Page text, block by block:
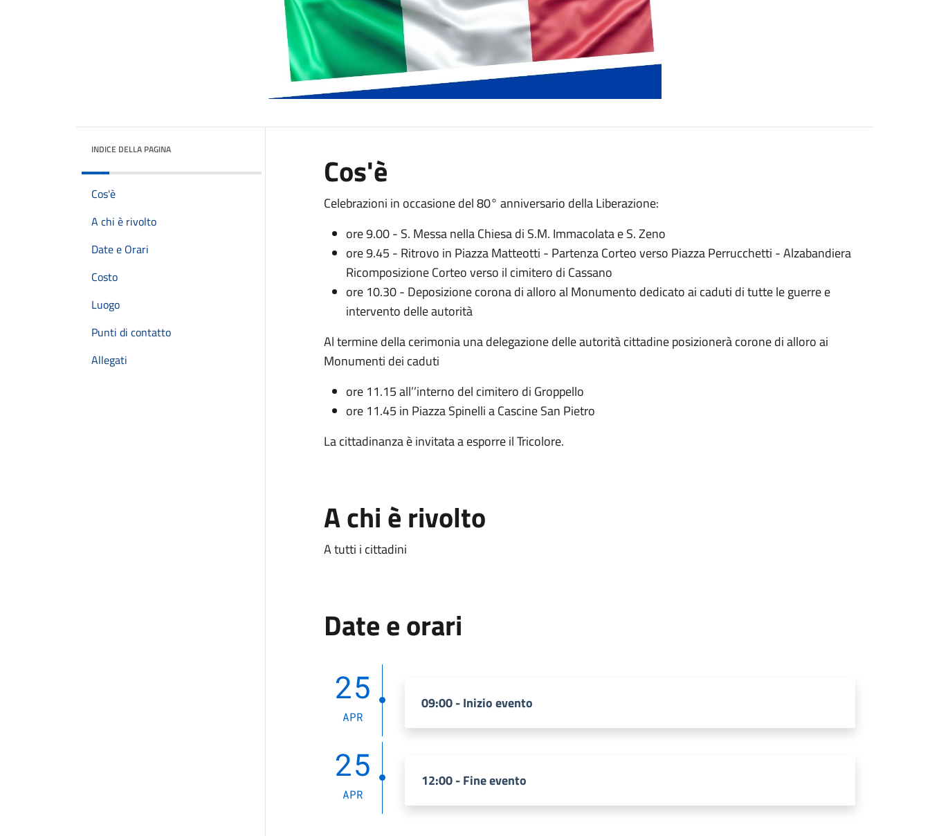
INDICE DELLA PAGINA
Cos'è
A chi è rivolto
Date e Orari
Costo
Luogo
Punti di contatto
Allegati
Cos'è
Celebrazioni in occasione del 80° anniversario della Liberazione:
ore 9.00 - S. Messa nella Chiesa di S.M. Immacolata e S. Zeno
ore 9.45 - Ritrovo in Piazza Matteotti - Partenza Corteo verso Piazza Perrucchetti - Alzabandiera
Ricomposizione Corteo verso il cimitero di Cassano
ore 10.30 - Deposizione corona di alloro al Monumento dedicato ai caduti di tutte le guerre e
intervento delle autorità
Al termine della cerimonia una delegazione delle autorità cittadine posizionerà corone di alloro ai
Monumenti dei caduti
ore 11.15 all’’interno del cimitero di Groppello
ore 11.45 in Piazza Spinelli a Cascine San Pietro
La cittadinanza è invitata a esporre il Tricolore.
A chi è rivolto
A tutti i cittadini
Date e orari
25
APR
09:00 - Inizio evento
25
APR
12:00 - Fine evento